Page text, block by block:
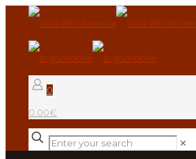
0
0.00€
✕